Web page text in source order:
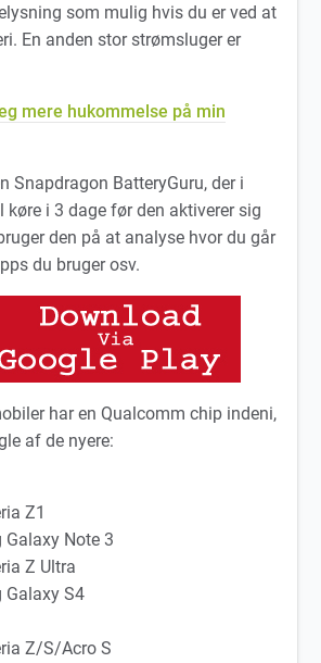
som mulig hvis du er ved at
En anden stor strømsluger er
mere hukommelse på min
Snapdragon BatteryGuru, der i
køre i 3 dage før den aktiverer sig
den på at analyse hvor du går
du bruger osv.
har en Qualcomm chip indeni,
af de nyere:
Z1
Galaxy Note 3
Z Ultra
Galaxy S4
Z/S/Acro S